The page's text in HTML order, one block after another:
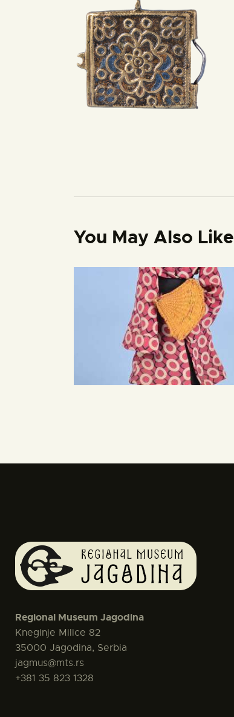
You May Also Like
Regional Museum Jagodina
Kneginje Milice 82
35000 Jagodina, Serbia
jagmus@mts.rs
+381 35 823 1328